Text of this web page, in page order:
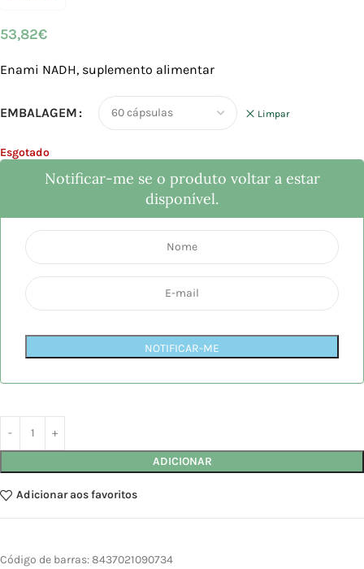
53,82€
Enami NADH, suplemento alimentar
EMBALAGEM Limpar
Esgotado
Notificar-me se o produto voltar a estar
disponível.
NOTIFICAR-ME
ADICIONAR
Adicionar aos favoritos
Código de barras:8437021090734